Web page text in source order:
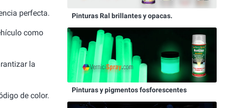
perfecta.
como
la
de color.
Pinturas Ral brillantes y opacas.
Pinturas y pigmentos fosforescentes